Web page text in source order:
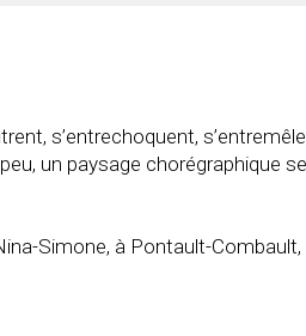
s’entrechoquent,
un paysage chorégraphique
Simone, à Pontault-Combault,